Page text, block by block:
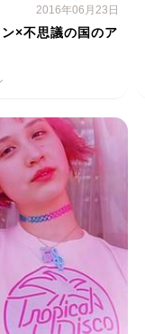
2016年06月23日
×不思議の国のア